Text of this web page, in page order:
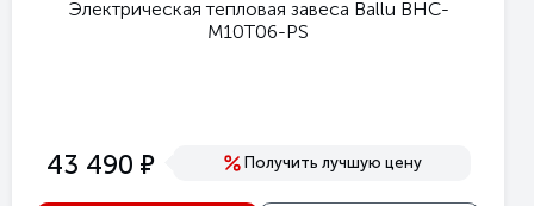
Электрическая тепловая завеса Ballu BHC-
M10T06-PS
43 490 е Получить лучшую цену